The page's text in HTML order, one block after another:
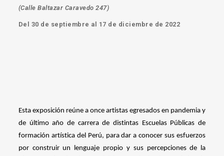
(Calle Baltazar Caravedo 247)
Del 30 de septiembre al 17 de diciembre de 2022
Esta exposición reúne a once artistas egresados en pandemia y
de último año de carrera de distintas Escuelas Públicas de
formación artística del Perú, para dar a conocer sus esfuerzos
por construir un lenguaje propio y sus percepciones de la